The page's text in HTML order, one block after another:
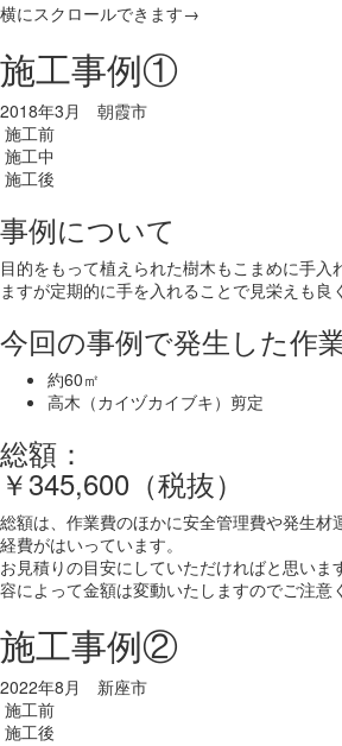
横にスクロールできます→
施工事例①
2018年3月 朝霞市
施工前
施工中
施工後
事例について
目的をもって植えられた樹木もこまめに手入
ますが定期的に手を入れることで見栄えも良
今回の事例で発生した作
約60㎡
高木（カイヅカイブキ）剪定
総額：
￥345,600（税抜）
総額は、作業費のほかに安全管理費や発生材
経費がはいっています。
お見積りの目安にしていただければと思いま
容によって金額は変動いたしますのでご注意
施工事例②
2022年8月 新座市
施工前
施工後